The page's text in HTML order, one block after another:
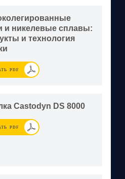
и никелевые сплавы:
и технология
PDF
Castodyn DS 8000
PDF